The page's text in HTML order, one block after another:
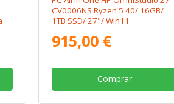
CV0006NS Ryzen 5 40/ 16GB/
1TB SSD/ 27"/ Win11
915,00 €
Comprar